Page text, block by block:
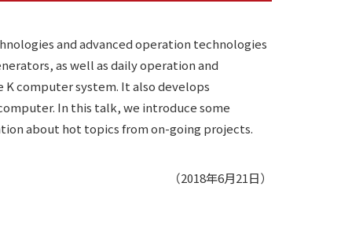
and advanced operation technologies
as well as daily operation and
computer system. It also develops
In this talk, we introduce some
about hot topics from on-going projects.
（2018年6月21日）